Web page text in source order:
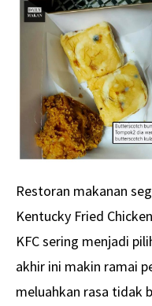
Restoran makanan
Kentucky Fried
KFC sering menjadi
akhir ini makin ramai
meluahkan rasa tidak